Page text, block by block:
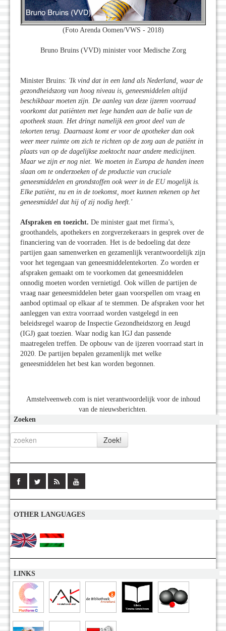
(Foto Arenda Oomen/VWS - 2018)
Bruno Bruins (VVD) minister voor Medische Zorg
Minister Bruins: 'Ik vind dat in een land als Nederland, waar de
gezondheidszorg van hoog niveau is, geneesmiddelen altijd
beschikbaar moeten zijn. De aanleg van deze ijzeren voorraad
voorkomt dat patiënten met lege handen aan de balie van de
apotheek staan. Het dringt namelijk een groot deel van de
tekorten terug. Daarnaast komt er voor de apotheker dan ook
weer meer ruimte om zich te richten op de zorg aan de patiënt in
plaats van op de dagelijkse zoektocht naar andere medicijnen.
Maar we zijn er nog niet. We moeten in Europa de handen ineen
slaan om te onderzoeken of de productie van cruciale
geneesmiddelen en grondstoffen ook weer in de EU mogelijk is.
Elke patiënt, nu en in de toekomst, moet kunnen rekenen op het
geneesmiddel dat hij of zij nodig heeft.'
Afspraken en toezicht. De minister gaat met firma’s,
groothandels, apothekers en zorgverzekeraars in gesprek over de
financiering van de voorraden. Het is de bedoeling dat deze
partijen gaan samenwerken en gezamenlijk verantwoordelijk zijn
voor het tegengaan van geneesmiddelentekorten. Zo worden er
afspraken gemaakt om te voorkomen dat geneesmiddelen
onnodig moeten worden vernietigd. Ook willen de partijen de
vraag naar geneesmiddelen beter gaan voorspellen om vraag en
aanbod optimaal op elkaar af te stemmen. De afspraken voor het
aanleggen van extra voorraad worden vastgelegd in een
beleidsregel waarop de Inspectie Gezondheidszorg en Jeugd
(IGJ) gaat toezien. Waar nodig kan IGJ dan passende
maatregelen treffen. De opbouw van de ijzeren voorraad start in
2020. De partijen bepalen gezamenlijk met welke
geneesmiddelen het best kan worden begonnen.
Amstelveenweb.com is niet verantwoordelijk voor de inhoud
van de nieuwsberichten.
Zoeken
OTHER LANGUAGES
LINKS